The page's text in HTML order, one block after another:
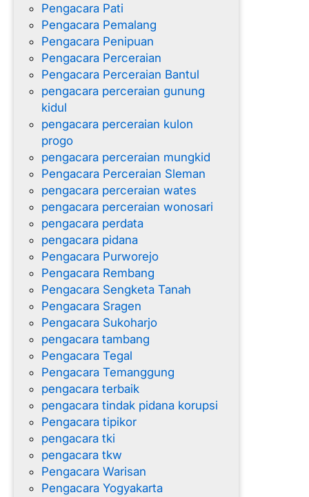
Pengacara Pati
Pengacara Pemalang
Pengacara Penipuan
Pengacara Perceraian
Pengacara Perceraian Bantul
pengacara perceraian gunung
kidul
pengacara perceraian kulon
progo
pengacara perceraian mungkid
Pengacara Perceraian Sleman
pengacara perceraian wates
pengacara perceraian wonosari
pengacara perdata
pengacara pidana
Pengacara Purworejo
Pengacara Rembang
Pengacara Sengketa Tanah
Pengacara Sragen
Pengacara Sukoharjo
pengacara tambang
Pengacara Tegal
Pengacara Temanggung
pengacara terbaik
pengacara tindak pidana korupsi
Pengacara tipikor
pengacara tki
pengacara tkw
Pengacara Warisan
Pengacara Yogyakarta